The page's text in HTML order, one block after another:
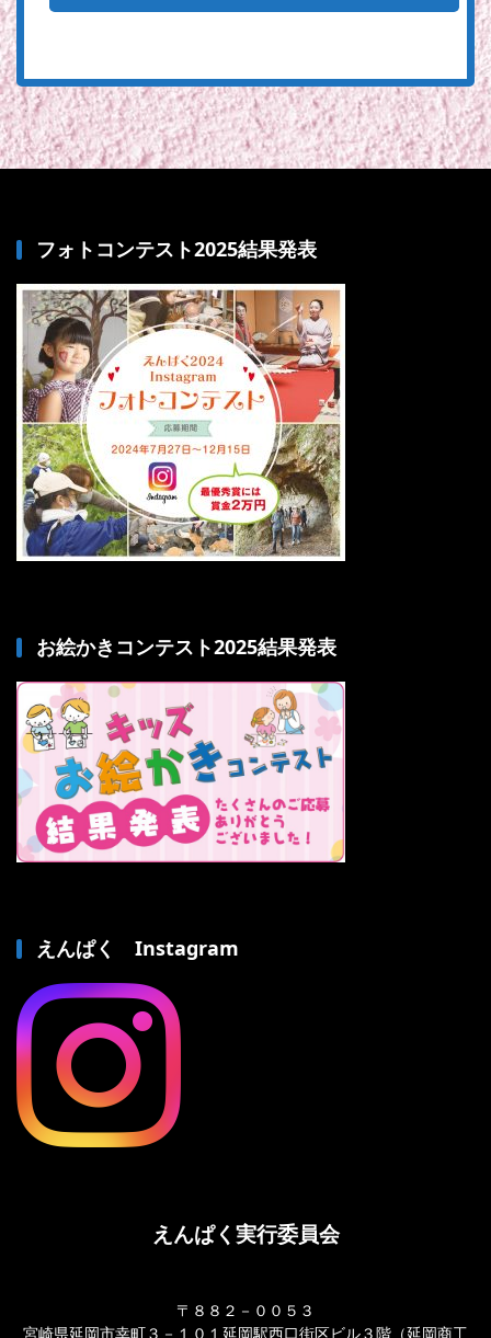
フォトコンテスト2025結果発表
お絵かきコンテスト2025結果発表
えんぱく Instagram
えんぱく実行委員会
〒８８２－００５３
宮崎県延岡市幸町３－１０１延岡駅西口街区ビル３階（延岡商工